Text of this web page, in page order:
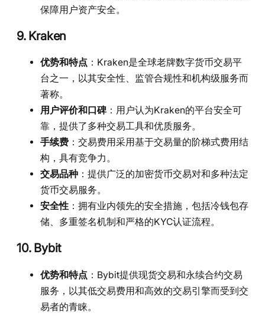
保障用户资产安全。
9. Kraken
优势和特点 ：Kraken是全球老牌数字货币交易平
台之一，以其安全性、监管合规性和机构级服务而
著称。
用户评价和口碑：用户认为Kraken的平台安全可
靠，提供了多种交易工具和优质服务。
手续费 ：交易费用采用基于交易量的阶梯式费用结
构，具有竞争力。
交易品种 ：提供广泛的加密货币交易对和多种法定
货币交易服务。
安全性 ：拥有业内领先的安全措施，包括冷钱包存
储、多重签名机制和严格的KYC认证流程。
10. Bybit
优势和特点 ：Bybit提供现货交易和永续合约交易
服务，以其低交易费用和高效的交易引擎而受到交
易者的青睐。